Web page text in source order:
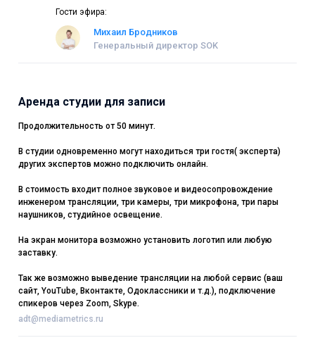
эксперты, ученые, философы, бизнесмены,
лидеры конфессий, которые могут раскрыть
базовые законы нашей жизни, окружающего
Гости эфира:
Михаил Бродников
Генеральный директор SOK
Аренда студии для записи
Продолжительность от 50 минут.
В студии одновременно могут находиться три гостя( эксперта)
других экспертов можно подключить онлайн.
В стоимость входит полное звуковое и видеосопровождение
инженером трансляции, три камеры, три микрофона, три пары
наушников, студийное освещение.
На экран монитора возможно установить логотип или любую
заставку.
Так же возможно выведение трансляции на любой сервис (ваш
сайт, YouTube, Вконтакте, Одоклассники и т.д.), подключение
спикеров через Zoom, Skype.
adt@mediametrics.ru